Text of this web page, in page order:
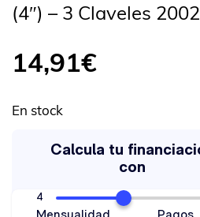
(4″) – 3 Claveles 2002
14,91€
En stock